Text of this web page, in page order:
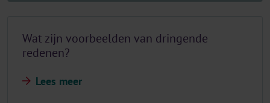
Wat zijn voorbeelden van dringende
redenen?
Lees meer